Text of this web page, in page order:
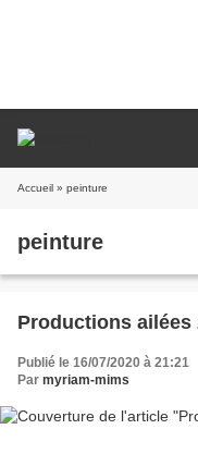
Accueil » peinture
peinture
Productions
Publié le 16/07/2020 à 21:21
Par myriam-mims